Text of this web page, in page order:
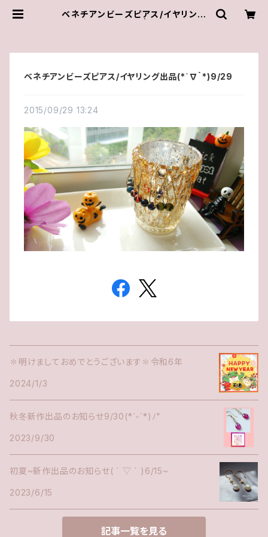
ベネチアンビーズピアス/イヤリング
ベネチアンビーズピアス/イヤリング出品(*´∇｀*)9/29
2015/09/29 13:24
✽明けましておめでとうございます✽令和6年
2024/1/3
秋冬新作出品のお知らせ9/30(*ˊᵕˋ*)ﾉ"
2023/9/30
初夏~新作出品のお知らせ( ´ ▽ ` )6/15~
2023/6/15
記事一覧を見る